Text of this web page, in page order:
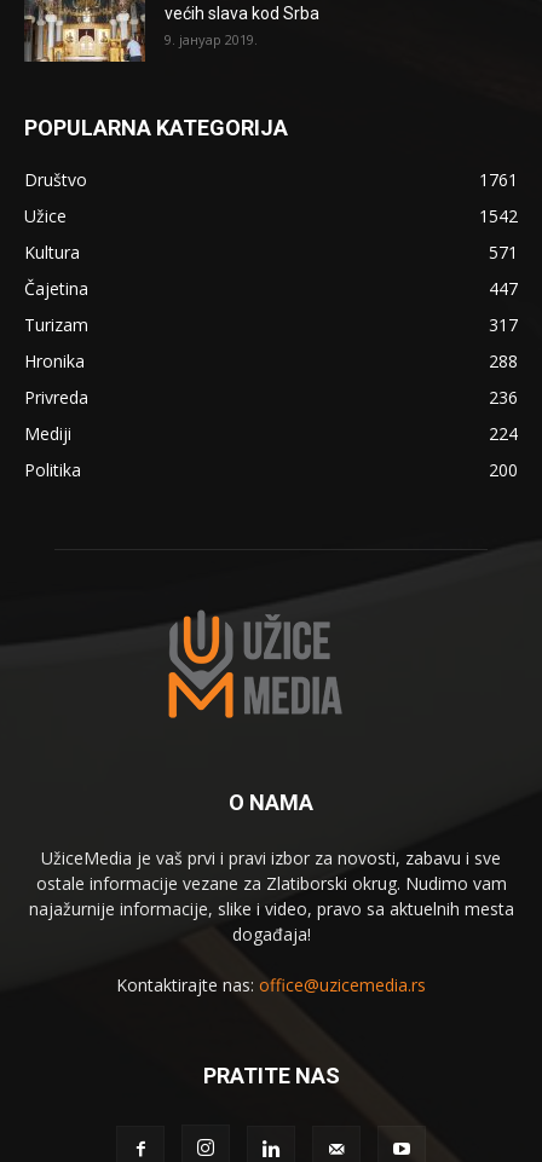
većih slava kod Srba
9. јануар 2019.
POPULARNA KATEGORIJA
Društvo
1761
Užice
1542
Kultura
571
Čajetina
447
Turizam
317
Hronika
288
Privreda
236
Mediji
224
Politika
200
O NAMA
UžiceMedia je vaš prvi i pravi izbor za novosti, zabavu i sve
ostale informacije vezane za Zlatiborski okrug. Nudimo vam
najažurnije informacije, slike i video, pravo sa aktuelnih mesta
događaja!
Kontaktirajte nas: office@uzicemedia.rs
PRATITE NAS